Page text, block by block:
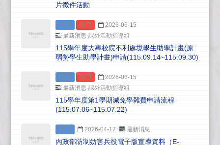
片徵件活動
置頂 熱門
2026-06-15
最新消息-課外活動指導組
115學年度大專校院不利處境學生助學計畫(原
弱勢學生助學計畫)申請(115.09.14~115.09.30)
置頂 熱門
2026-06-15
最新消息-課外活動指導組
115學年度第1學期減免學雜費申請流程
(115.07.06~115.07.22)
置頂 2026-04-17 最新消息
內政部防制妨害兵役電子版宣導資料（E-